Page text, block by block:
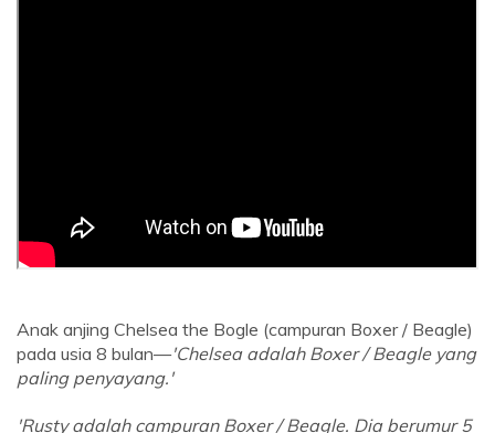
Anak anjing Chelsea the Bogle (campuran Boxer / Beagle)
pada usia 8 bulan—'Chelsea adalah Boxer / Beagle yang
paling penyayang.'
'Rusty adalah campuran Boxer / Beagle. Dia berumur 5